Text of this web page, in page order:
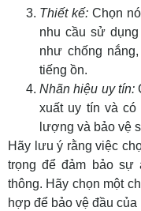
Thiết kế:Chọn
nhu cầu sử
như chống
tiếng ồn.
Nhãn hiệu uy tín:
xuất uy tín và có
lượng và bảo vệ
Hãy lưu ý rằng việc
trọng để đảm bảo sự
thông. Hãy chọn một
hợp để bảo vệ đầu của